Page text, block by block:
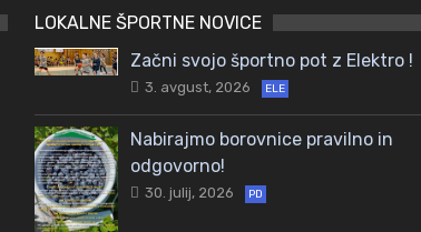
LOKALNE ŠPORTNE NOVICE
Začni svojo športno pot z Elektro !
3. avgust, 2026 ELE
Nabirajmo borovnice pravilno in
odgovorno!
30. julij, 2026 PD